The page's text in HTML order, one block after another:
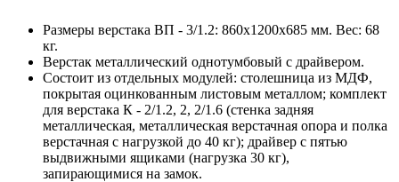
Размеры верстака ВП - 3/1.2: 860х1200х685 мм. Вес: 68
кг.
Верстак металлический однотумбовый с драйвером.
Состоит из отдельных модулей: столешница из МДФ,
покрытая оцинкованным листовым металлом; комплект
для верстака К - 2/1.2, 2, 2/1.6 (стенка задняя
металлическая, металлическая верстачная опора и полка
верстачная с нагрузкой до 40 кг); драйвер с пятью
выдвижными ящиками (нагрузка 30 кг),
запирающимися на замок.